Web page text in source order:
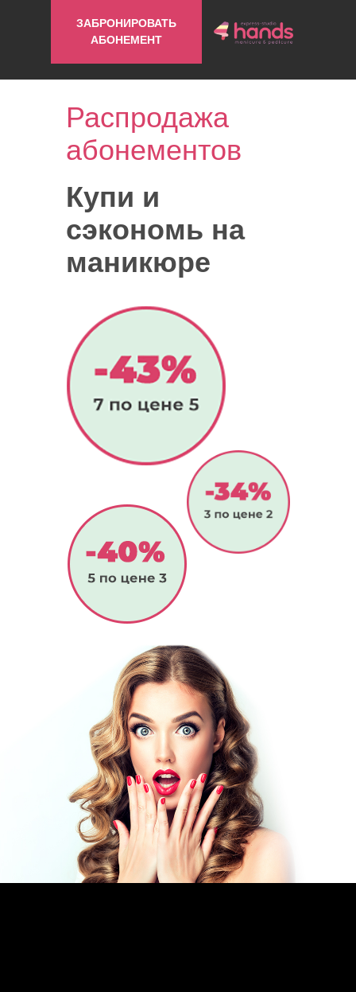
ЗАБРОНИРОВАТЬ
АБОНЕМЕНТ
Распродажа
абонементов
Купи и
сэкономь на
маникюре